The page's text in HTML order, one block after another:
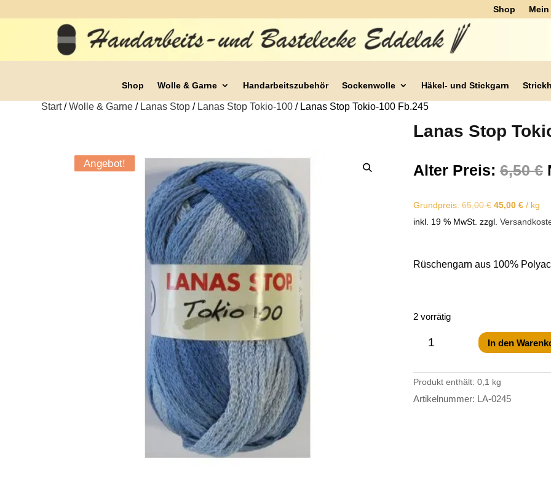
Shop
Shop Wolle & Garne Handarbeitszubehör Sockenwolle Häkel- und Stickgarn
Start/Wolle & Garne / Lanas Stop / Lanas Stop Tokio-100 / Lanas Stop Tokio-100 Fb.245
Angebot!
Lanas Stop
Alter Preis: 6,50€
Grundpreis: 65,00€ 45,00 € / kg
inkl. 19 % MwSt. zzgl.
Rüschengarn aus 100%
2 vorrätig
Stop
Fb.245
Menge
In den
Produkt enthält: 0,1 kg
Artikelnummer: LA-0245